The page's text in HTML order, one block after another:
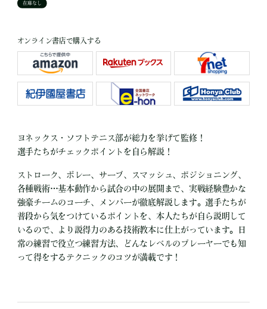
在庫なし
オンライン書店で購入する
ヨネックス・ソフトテニス部が総力を挙げて監修！
選手たちがチェックポイントを自ら解説！
ストローク、ボレー、サーブ、スマッシュ、ポジショニング、
各種戦術…基本動作から試合の中の展開まで、実戦経験豊かな
強豪チームのコーチ、メンバーが徹底解説します。選手たちが
普段から気をつけているポイントを、本人たちが自ら説明して
いるので、より説得力のある技術教本に仕上がっています。日
常の練習で役立つ練習方法、どんなレベルのプレーヤーでも知
って得をするテクニックのコツが満載です！